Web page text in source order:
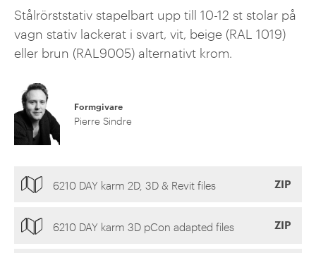
Stålrörststativ stapelbart upp till 10-12 st stolar på
vagn stativ lackerat i svart, vit, beige (RAL 1019)
eller brun (RAL9005) alternativt krom.
Formgivare
Pierre Sindre
6210 DAY karm 2D, 3D & Revit files ZIP
6210 DAY karm 3D pCon adapted files ZIP